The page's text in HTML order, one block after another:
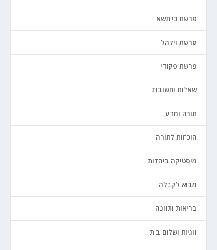
פרשת כי תשא
פרשת ויקהל
פרשת פקודי
שאלות ותשובות
תורה ומדע
הוכחות לתורה
מיסטיקה ביהדות
מבוא לקבלה
בריאות ותזונה
זוגיות ושלום בית